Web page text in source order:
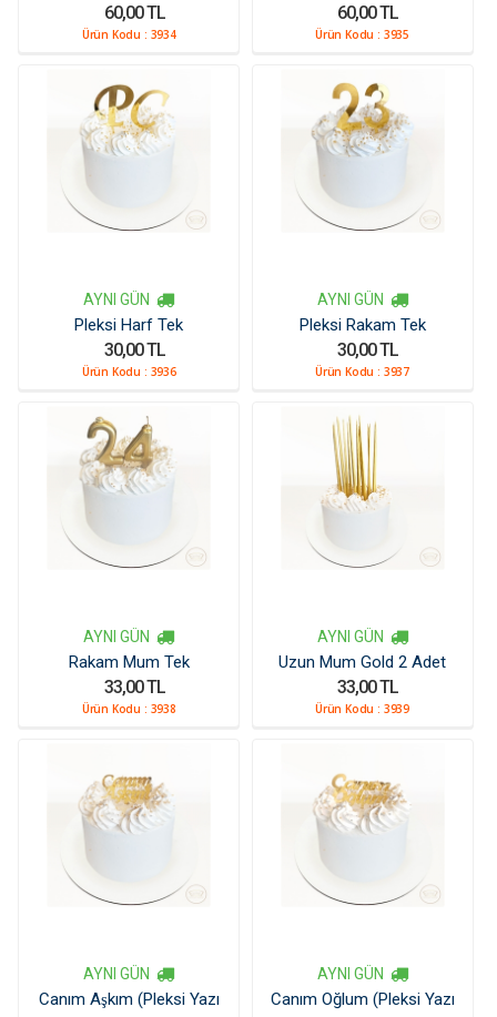
Kücük)
60,00 TL
Ürün Kodu : 3934
Kücük)
60,00 TL
Ürün Kodu : 3935
AYNI GÜN
Pleksi Harf Tek
30,00 TL
Ürün Kodu : 3936
AYNI GÜN
Pleksi Rakam Tek
30,00 TL
Ürün Kodu : 3937
AYNI GÜN
Rakam Mum Tek
33,00 TL
Ürün Kodu : 3938
AYNI GÜN
Uzun Mum Gold 2 Adet
33,00 TL
Ürün Kodu : 3939
AYNI GÜN
Canım Aşkım (Pleksi Yazı
AYNI GÜN
Canım Oğlum (Pleksi Yazı